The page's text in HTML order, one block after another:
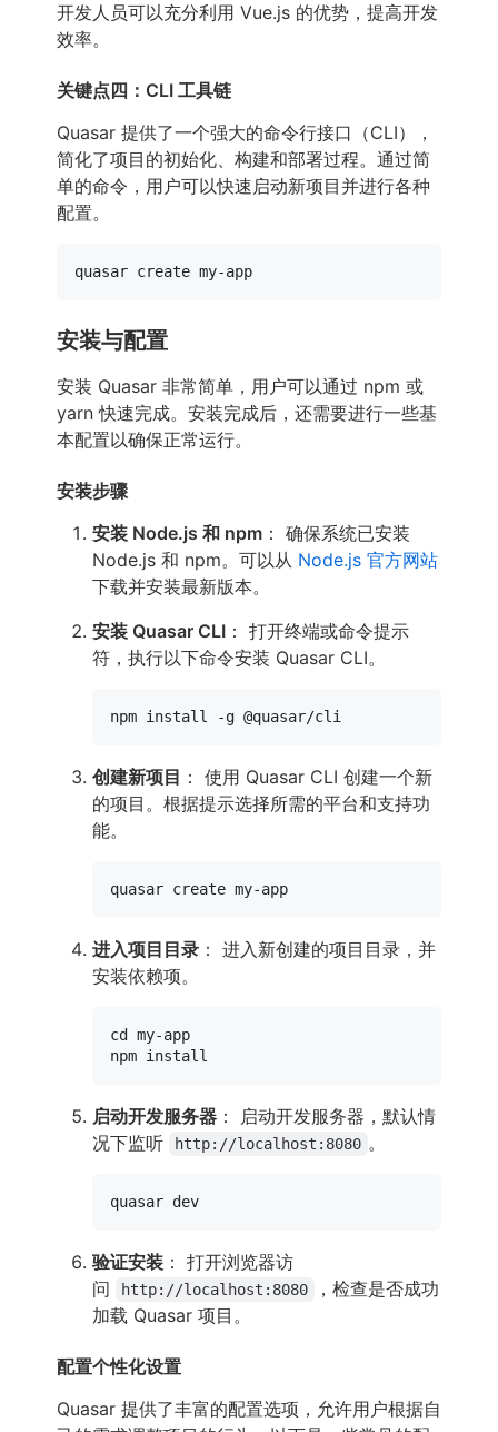
开发人员可以充分利用 Vue.js 的优势，提高开发
效率。
关键点四：CLI 工具链
Quasar 提供了一个强大的命令行接口（CLI），
简化了项目的初始化、构建和部署过程。通过简
单的命令，用户可以快速启动新项目并进行各种
配置。
安装与配置
安装 Quasar 非常简单，用户可以通过 npm 或
yarn 快速完成。安装完成后，还需要进行一些基
本配置以确保正常运行。
安装步骤
安装 Node.js 和 npm ： 确保系统已安装
Node.js 和 npm。可以从 Node.js 官方网站
下载并安装最新版本。
安装 Quasar CLI ： 打开终端或命令提示
符，执行以下命令安装 Quasar CLI。
创建新项目 ： 使用 Quasar CLI 创建一个新
的项目。根据提示选择所需的平台和支持功
能。
进入项目目录 ： 进入新创建的项目目录，并
安装依赖项。
cd
my-app
启动开发服务器 ： 启动开发服务器，默认情
况下监听
http://localhost:8080 。
验证安装 ： 打开浏览器访
问
http://localhost:8080
，检查是否成功
加载 Quasar 项目。
配置个性化设置
Quasar 提供了丰富的配置选项，允许用户根据自